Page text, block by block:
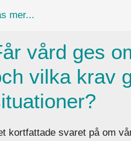
mer...
vård ges
vilka krav
kortfattade svaret på om